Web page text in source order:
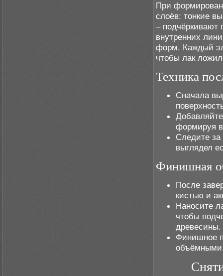
При
слоёв: тонкие
– подчёркивают
внутренних
форм. Каждый
чтобы лак
Техника
Сначала
формируя
Следите
выглядел
Финишная
После
кистью и
Наносите
чтобы
древесины.
Финишное
объёмными